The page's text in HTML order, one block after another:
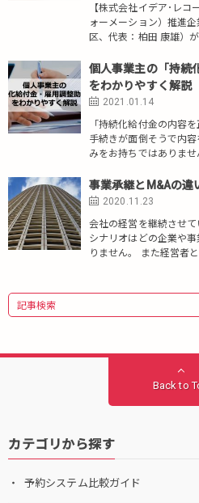
【株式会社イデア･レコ
ォーメーション）推進
区、代表：柏田 康雄）
個人事業主の「持続
をわかりやすく解説
2021.01.14
「持続化給付金の内容
手続きが面倒そうで内
みをお持ちではありま
事業承継とM&Aの違
2020.11.23
会社の経営を継続させ
シナリオはどの企業や
りません。 また経営者
Back to
カテゴリから探す
予約システム比較ガイド